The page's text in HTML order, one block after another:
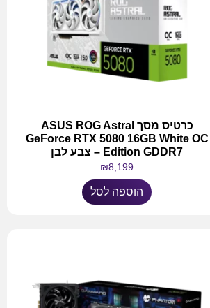
כרטיס מסך ASUS ROG Astral
GeForce RTX 5080 16GB White OC
Edition GDDR7 – צבע לבן
₪8,199
הוספה לסל